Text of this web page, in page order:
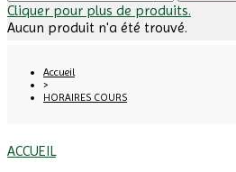
Cliquer pour plus de produits.
Aucun produit n'a été trouvé.
Accueil
>
HORAIRES COURS
ACCUEIL